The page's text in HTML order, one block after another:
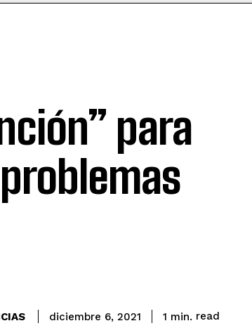
para
diciembre 6, 2021 1 min. read